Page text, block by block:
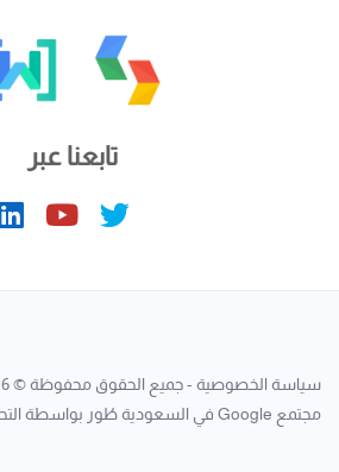
تابعنا عبر
سياسة الخصوصية - جميع الحقوق محفوظة © 2026
مجتمع Google في السعودية
طُور بواسطة